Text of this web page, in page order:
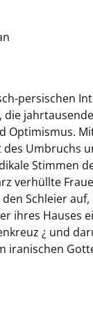
persischen
Umbruchs
Stimmen
verhüllte
Schleier
ihres Hauses
¿ und
iranischen